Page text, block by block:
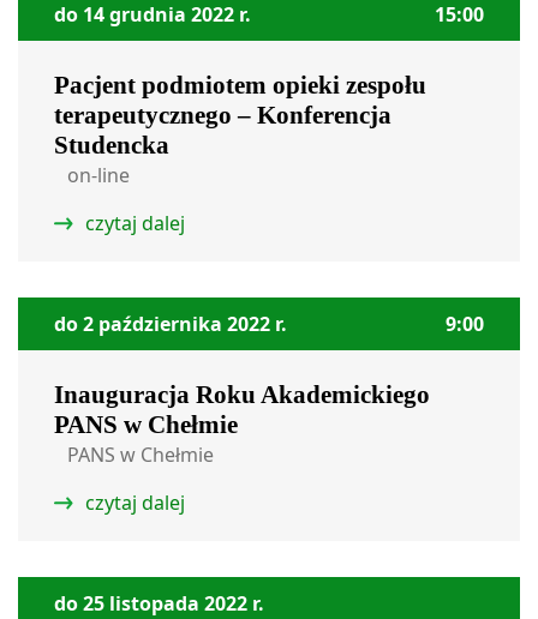
do 14 grudnia 2022 r. 15:00
Pacjent podmiotem opieki zespołu
terapeutycznego – Konferencja
Studencka
on-line
czytaj dalej
do 2 października 2022 r. 9:00
Inauguracja Roku Akademickiego
PANS w Chełmie
PANS w Chełmie
czytaj dalej
do 25 listopada 2022 r.